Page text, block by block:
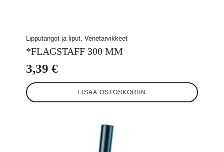
Lipputangot ja liput, Venetarvikkeet
*FLAGSTAFF 300 MM
3,39 €
LISÄÄ OSTOSKORIIN